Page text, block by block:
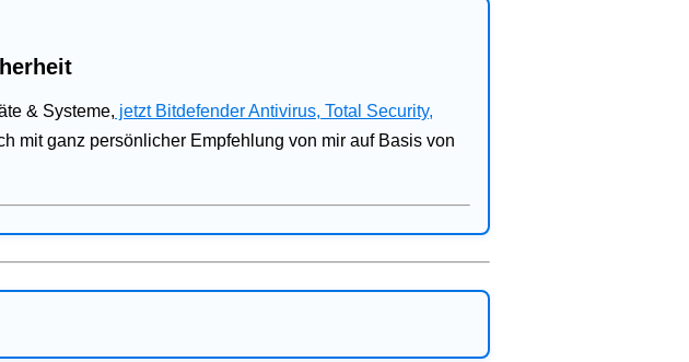
& Systeme, jetzt Bitdefender Antivirus, Total Security,
mit ganz persönlicher Empfehlung von mir auf Basis von